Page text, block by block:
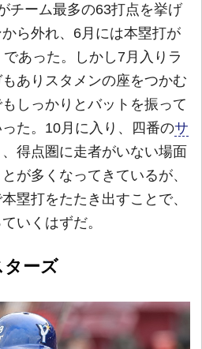
チーム最多の63打点を挙げ
ら外れ、6月には本塁打が
であった。しかし7月入りラ
ありスタメンの座をつかむ
しっかりとバットを振って
た。10月に入り、四番のサ
得点圏に走者がいない場面
が多くなってきているが、
塁打をたたき出すことで、
いくはずだ。
ターズ